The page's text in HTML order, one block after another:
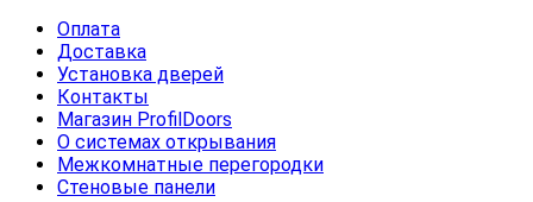
Оплата
Доставка
Установка дверей
Контакты
Магазин ProfilDoors
О системах открывания
Межкомнатные перегородки
Стеновые панели